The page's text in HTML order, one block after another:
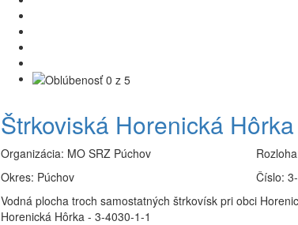
Štrkoviská Horenická Hôrka
Organizácia: MO SRZ Púchov
Okres: Púchov
Číslo:
Vodná plocha troch samostatných štrkovísk pri obci
Horenická Hôrka - 3-4030-1-1